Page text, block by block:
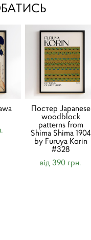
Постер Japanese
woodblock
patterns from
Shima Shima 1904
by Furuya Korin
#328
від 390 грн.